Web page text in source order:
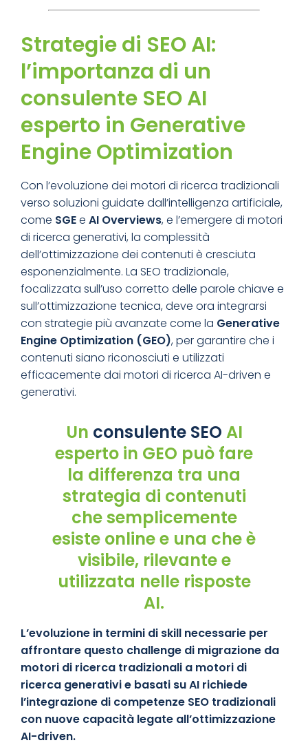
Strategie di SEO AI:
l’importanza di un
consulente SEO AI
esperto in Generative
Engine Optimization
Con l’evoluzione dei motori di ricerca tradizionali
verso soluzioni guidate dall’intelligenza artificiale,
come SGEe AI Overviews, e l’emergere di motori
di ricerca generativi, la complessità
dell’ottimizzazione dei contenuti è cresciuta
esponenzialmente. La SEO tradizionale,
focalizzata sull’uso corretto delle parole chiave e
sull’ottimizzazione tecnica, deve ora integrarsi
con strategie più avanzate come la Generative
Engine Optimization (GEO), per garantire che i
contenuti siano riconosciuti e utilizzati
efficacemente dai motori di ricerca AI-driven e
generativi.
Un consulente SEO AI
esperto in GEO può fare
la differenza tra una
strategia di contenuti
che semplicemente
esiste online e una che è
visibile, rilevante e
utilizzata nelle risposte
AI.
L’evoluzione in termini di skill necessarie per
affrontare questo challenge di migrazione da
motori di ricerca tradizionali a motori di
ricerca generativi e basati su AI richiede
l’integrazione di competenze SEO tradizionali
con nuove capacità legate all’ottimizzazione
AI-driven.